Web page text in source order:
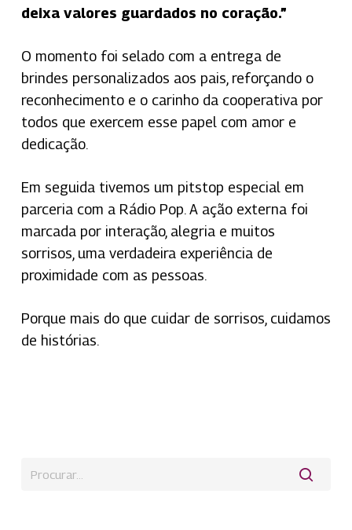
deixa valores guardados no coração.”
O momento foi selado com a entrega de
brindes personalizados aos pais, reforçando o
reconhecimento e o carinho da cooperativa por
todos que exercem esse papel com amor e
dedicação.
Em seguida tivemos um pitstop especial em
parceria com a Rádio Pop. A ação externa foi
marcada por interação, alegria e muitos
sorrisos, uma verdadeira experiência de
proximidade com as pessoas.
Porque mais do que cuidar de sorrisos, cuidamos
de histórias.